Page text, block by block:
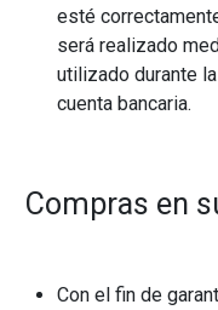
esté
será realizado
utilizado durante
cuenta bancaria.
Compras en
Con el fin de